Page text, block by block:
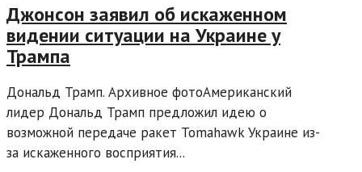
Джонсон заявил об искаженном
видении ситуации на Украине у
Трампа
Дональд Трамп. Архивное фотоАмериканский
лидер Дональд Трамп предложил идею о
возможной передаче ракет Tomahawk Украине из-
за искаженного восприятия...